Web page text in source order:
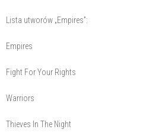
Lista utworów „Empires”:
Empires
Fight For Your Rights
Warriors
Thieves In The Night